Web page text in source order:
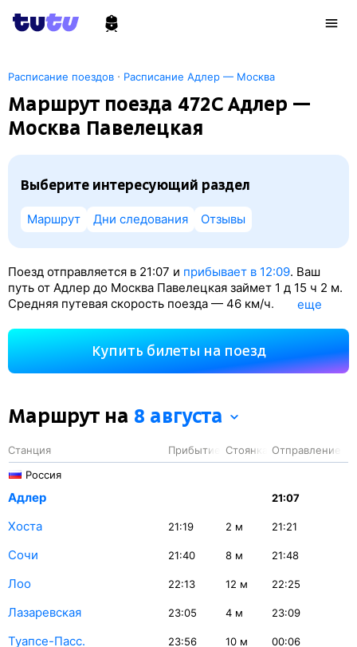
Расписание поездов · Расписание Адлер — Москва
Маршрут поезда 472С Адлер —
Москва Павелецкая
Выберите интересующий раздел
Маршрут Дни следования Отзывы
Поезд отправляется в 21:07 и прибывает в 12:09. Ваш
путь от Адлер до Москва Павелецкая займет 1 д 15 ч 2 м.
Средняя путевая скорость поезда — 46 км/ч.
Вы проедете 1785 км. На этом маршруте будет 32
остановки. Самая продолжительная стоянка поезда
на станции Воронеж-1 — 47 минут.
eще
Купить билеты на поезд
Маршрут на 8 августа
Станция Прибытие Стоянка
Отправление
Россия
Адлер 21:07
Хоста 21:19 2 м 21:21
Сочи 21:40 8 м 21:48
Лоо 22:13 12 м 22:25
Лазаревская 23:05 4 м 23:09
Туапсе-Пасс. 23:56 10 м 00:06